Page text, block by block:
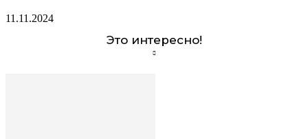
11.11.2024
Это интересно!